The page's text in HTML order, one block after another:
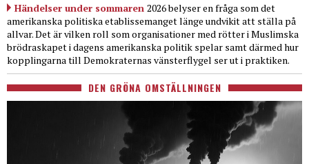
Händelser under sommaren 2026 belyser en fråga som det
amerikanska politiska etablissemanget länge undvikit att ställa på
allvar. Det är vilken roll som organisationer med rötter i Muslimska
brödraskapet i dagens amerikanska politik spelar samt därmed hur
kopplingarna till Demokraternas vänsterflygel ser ut i praktiken.
DEN GRÖNA OMSTÄLLNINGEN